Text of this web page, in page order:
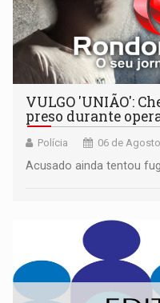
VULGO 'UNIÃO':
preso durante
Polícia 06 de
Acusado ainda tentou